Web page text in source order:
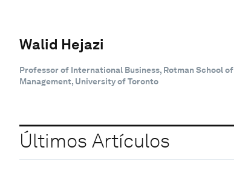
Walid Hejazi
Professor of International Business, Rotman School of
Management, University of Toronto
Últimos Artículos